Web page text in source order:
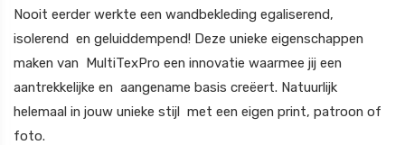
Nooit eerder werkte een wandbekleding egaliserend,
isolerend en geluiddempend! Deze unieke eigenschappen
maken van MultiTexPro een innovatie waarmee jij een
aantrekkelijke en aangename basis creëert. Natuurlijk
helemaal in jouw unieke stijl met een eigen print, patroon of
foto.